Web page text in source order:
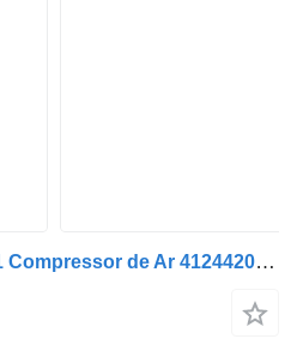
Renault Premium / DCI11 Compressor de Ar 4124420106 pneumatski kompresor za Renault kamiona